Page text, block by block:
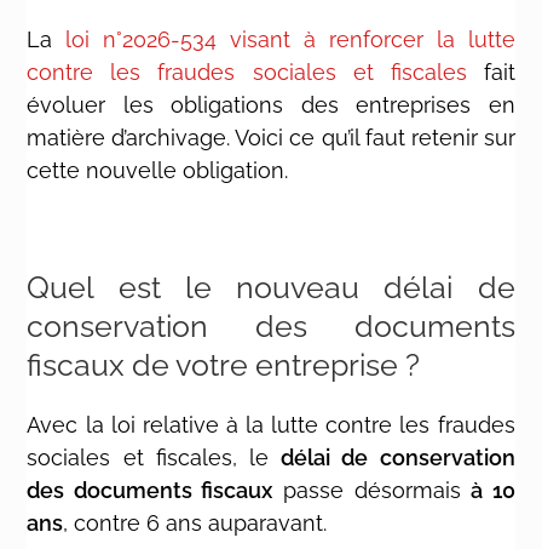
La loi n°2026-534 visant à renforcer la lutte
contre les fraudes sociales et fiscales fait
évoluer les obligations des entreprises en
matière d’archivage. Voici ce qu’il faut retenir sur
cette nouvelle obligation.
Quel est le nouveau délai de
conservation des documents
fiscaux de votre entreprise ?
Avec la loi relative à la lutte contre les fraudes
sociales et fiscales, ledélai de conservation
des documents fiscaux passe désormaisà 10
ans, contre 6 ans auparavant.